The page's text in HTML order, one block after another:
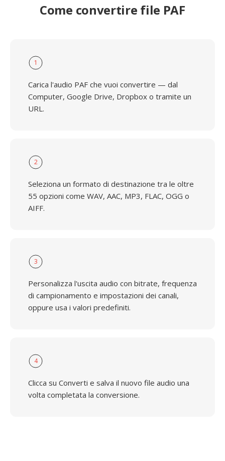
Come convertire file PAF
1
Carica l'audio PAF che vuoi convertire — dal
Computer, Google Drive, Dropbox o tramite un
URL.
2
Seleziona un formato di destinazione tra le oltre
55 opzioni come WAV, AAC, MP3, FLAC, OGG o
AIFF.
3
Personalizza l'uscita audio con bitrate, frequenza
di campionamento e impostazioni dei canali,
oppure usa i valori predefiniti.
4
Clicca su Converti e salva il nuovo file audio una
volta completata la conversione.